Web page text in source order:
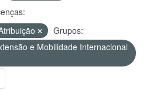
Grupos:
e Mobilidade Internacional